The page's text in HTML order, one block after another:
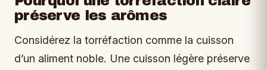
préserve les arômes
Considérez la torréfaction comme la cuisson
d’un aliment noble. Une cuisson légère préserve